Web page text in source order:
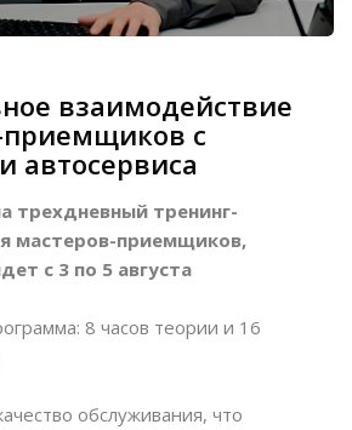
взаимодействие
приемщиков с
автосервиса
трехдневный тренинг-
мастеров-приемщиков,
с 3 по 5 августа
8 часов теории и 16
обслуживания, что